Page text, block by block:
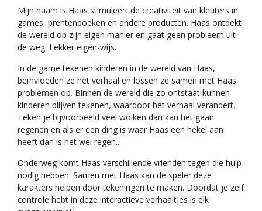
Mijn naam is Haas stimuleert de creativiteit van kleuters in
games, prentenboeken en andere producten. Haas ontdekt
de wereld op zijn eigen manier en gaat geen probleem uit
de weg. Lekker eigen-wijs.
In de game tekenen kinderen in de wereld van Haas,
beïnvloeden ze het verhaal en lossen ze samen met Haas
problemen op. Binnen de wereld die zo ontstaat kunnen
kinderen blijven tekenen, waardoor het verhaal verandert.
Teken je bijvoorbeeld veel wolken dan kan het gaan
regenen en als er een ding is waar Haas een hekel aan
heeft dan is het wel regen...
Onderweg komt Haas verschillende vrienden tegen die hulp
nodig hebben. Samen met Haas kan de speler deze
karakters helpen door tekeningen te maken. Doordat je zelf
controle hebt in deze interactieve verhaaltjes is elk